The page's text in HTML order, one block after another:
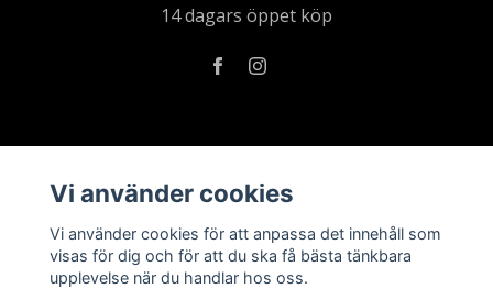
14 dagars öppet köp
Läs mer
Ångra ditt köp här
Kontakta oss
Om oss
Vi använder cookies
Vi använder cookies för att anpassa det innehåll som
visas för dig och för att du ska få bästa tänkbara
upplevelse när du handlar hos oss.